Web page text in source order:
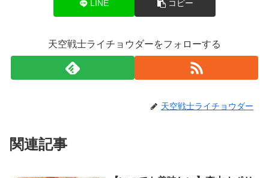
LINE コピー
天空戦士ライチョウダーをフォローする
天空戦士ライチョウダー
関連記事